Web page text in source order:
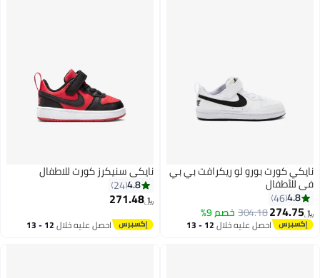
9
نايكي كورت بورو لو ريكرافت بي بي
في للأطفال
4.8
46
﷼‏274.75
304.18خصم 9%
احصل عليه خلال 12 - 13
8
نايكي سنيكرز كورت للاطفال
4.8
24
﷼‏271.48
احصل عليه خلال 12 - 13